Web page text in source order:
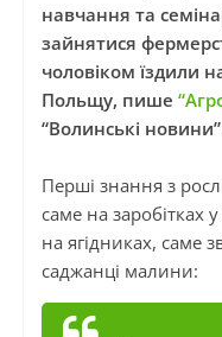
навчання та
зайнятися
чоловіком їздили
Польщу, пише
“Волинські
Перші знання з
саме на заробітках
на ягідниках, саме
саджанці малини: